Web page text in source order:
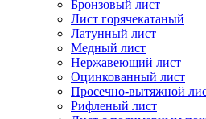
Бронзовый лист
Лист горячекатаный
Латунный лист
Медный лист
Нержавеющий лист
Оцинкованный лист
Просечно-вытяжной
Рифленый лист